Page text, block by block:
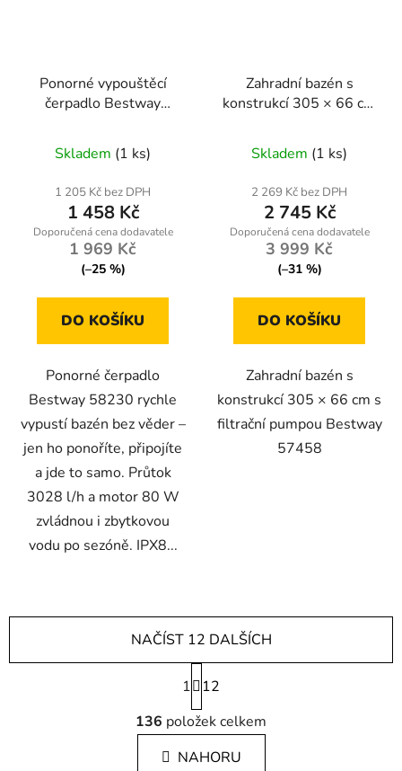
Ponorné vypouštěcí
čerpadlo Bestway
hadice 5 m
Skladem (1 ks)
1 205 Kč bez DPH
1 458 Kč
1 969 Kč
(–25 %)
DO KOŠÍKU
Ponorné čerpadlo
Bestway 58230 rychle
vypustí bazén bez věder –
jen ho ponoříte, připojíte
a jde to samo. Průtok
3028 l/h a motor 80 W
zvládnou i zbytkovou
vodu po sezóně. IPX8...
Zahradní bazén s
konstrukcí 305 × 66 cm
Bestway 57458
Skladem (1 ks)
2 269 Kč bez DPH
2 745 Kč
3 999 Kč
(–31 %)
DO KOŠÍKU
Zahradní bazén s
konstrukcí 305 × 66 cm s
filtrační pumpou Bestway
57458
O
v
l
NAČÍST 12 DALŠÍCH
S
t
r
á
n
k
1
12
136 položek celkem
NAHORU